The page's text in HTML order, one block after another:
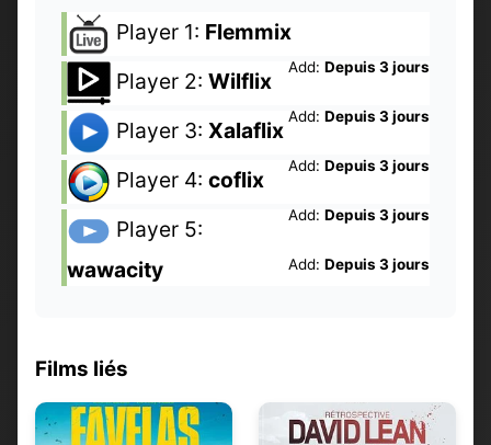
Player 1: Flemmix
Add: Depuis 3 jours
Player 2: Wilflix
Add: Depuis 3 jours
Player 3: Xalaflix
Add: Depuis 3 jours
Player 4: coflix
Add: Depuis 3 jours
Player 5:
wawacity
Add: Depuis 3 jours
Films liés